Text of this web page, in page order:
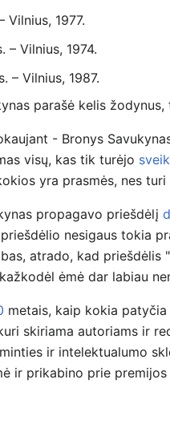
Vilnius, 1977.
– Vilnius, 1974.
– Vilnius, 1987.
parašė kelis
- Bronys
visų, kas tik turėjo
yra prasmės, nes
propagavo priešdėlį
nesigaus tokia
atrado, kad priešdėlis
ėmė dar labiau
metais, kaip kokia
skiriama autoriams ir
ir intelektualumo
ir prikabino prie